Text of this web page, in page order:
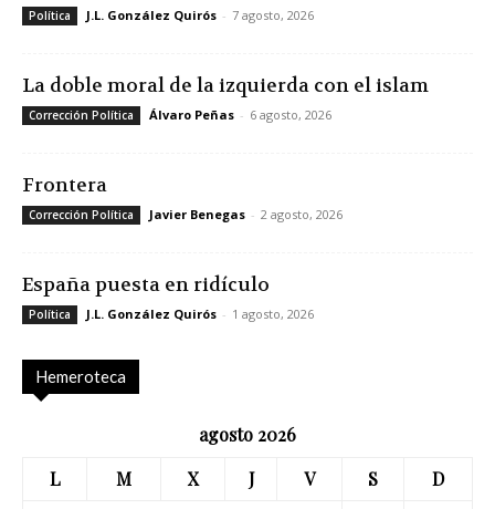
Política J.L. González Quirós - 7 agosto, 2026
La doble moral de la izquierda con el islam
Corrección Política Álvaro Peñas - 6 agosto, 2026
Frontera
Corrección Política Javier Benegas - 2 agosto, 2026
España puesta en ridículo
Política J.L. González Quirós - 1 agosto, 2026
Hemeroteca
agosto 2026
L
M X J V S
D